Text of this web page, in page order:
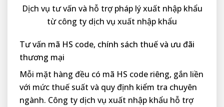
Dịch vụ tư vấn và hỗ trợ pháp lý xuất nhập khẩu
từ công ty dịch vụ xuất nhập khẩu
Tư vấn mã HS code, chính sách thuế và ưu đãi
thương mại
Mỗi mặt hàng đều có mã HS code riêng, gắn liền
với mức thuế suất và quy định kiểm tra chuyên
ngành. Công ty dịch vụ xuất nhập khẩu hỗ trợ